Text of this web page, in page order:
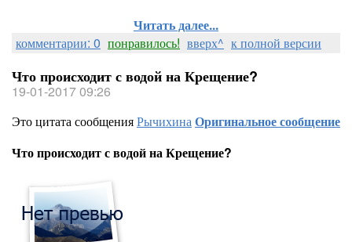
Читать далее...
комментарии: 0 понравилось! вверх^ к полной версии
Что происходит с водой на Крещение?
19-01-2017 09:26
Это цитата сообщенияРычихинаОригинальное сообщение
Что происходит с водой на Крещение?